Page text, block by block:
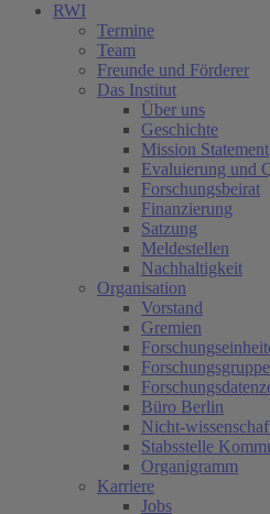
RWI
Termine
Team
Freunde und Förderer
Das Institut
Über uns
Geschichte
Mission Statement
Evaluierung und
Forschungsbeirat
Finanzierung
Satzung
Meldestellen
Nachhaltigkeit
Organisation
Vorstand
Gremien
Büro Berlin
Nicht-
Stabsstelle
Organigramm
Karriere
Jobs